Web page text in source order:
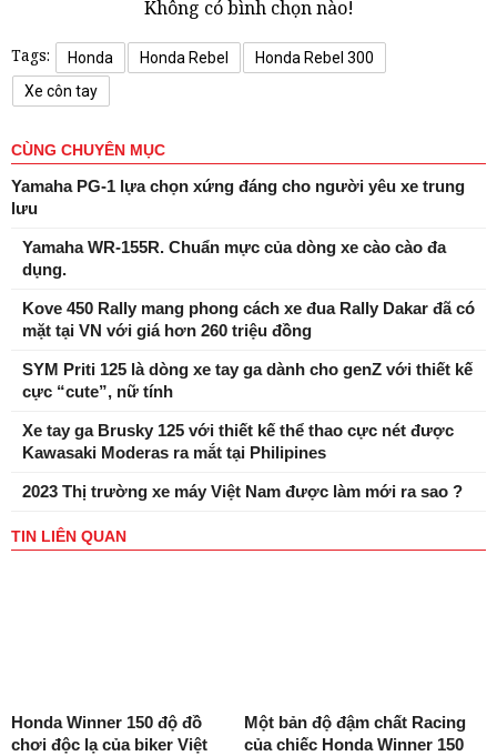
Không có bình chọn nào!
Tags: Honda Honda Rebel
Honda Rebel 300
Xe côn tay
CÙNG CHUYÊN MỤC
Yamaha PG-1 lựa chọn xứng đáng cho người yêu xe trung
lưu
Yamaha WR-155R. Chuẩn mực của dòng xe cào cào đa
dụng.
Kove 450 Rally mang phong cách xe đua Rally Dakar đã có
mặt tại VN với giá hơn 260 triệu đồng
SYM Priti 125 là dòng xe tay ga dành cho genZ với thiết kế
cực “cute”, nữ tính
Xe tay ga Brusky 125 với thiết kế thể thao cực nét được
Kawasaki Moderas ra mắt tại Philipines
2023 Thị trường xe máy Việt Nam được làm mới ra sao ?
TIN LIÊN QUAN
Honda Winner 150 độ đồ
chơi độc lạ của biker Việt
Một bản độ đậm chất Racing
của chiếc Honda Winner 150